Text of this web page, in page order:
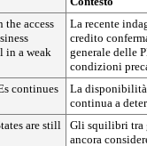
access
in a weak
La recente
credito
generale delle
condizioni
continues
La
continua a
are still
Gli squilibri tra
ancora